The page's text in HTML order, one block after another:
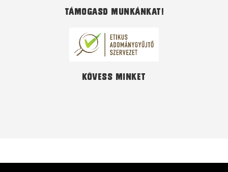
Támogasd munkánkat!
Kövess minket